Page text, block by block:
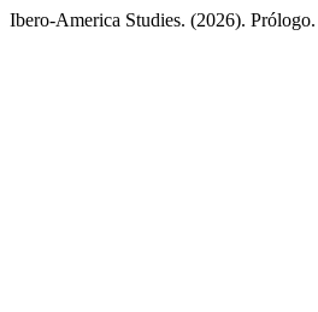
Ibero-America Studies. (2026). Prólogo.